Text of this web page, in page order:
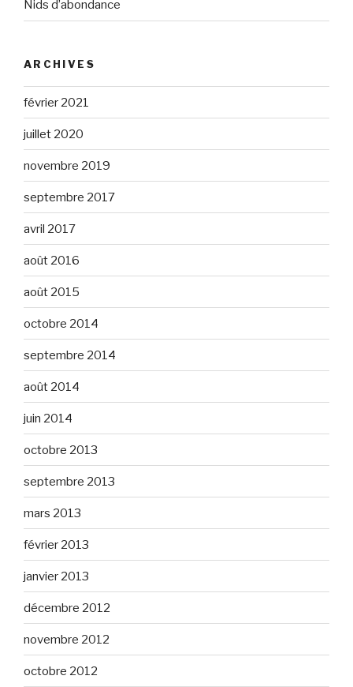
Nids d’abondance
ARCHIVES
février 2021
juillet 2020
novembre 2019
septembre 2017
avril 2017
août 2016
août 2015
octobre 2014
septembre 2014
août 2014
juin 2014
octobre 2013
septembre 2013
mars 2013
février 2013
janvier 2013
décembre 2012
novembre 2012
octobre 2012